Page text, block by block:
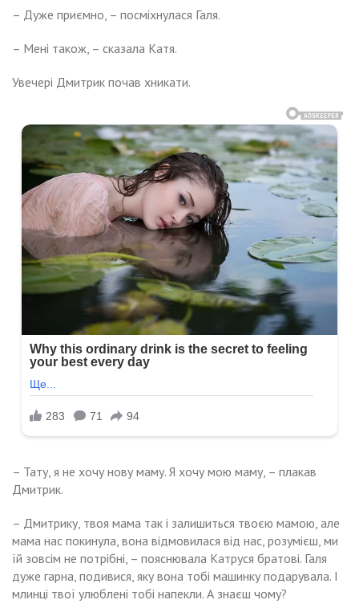
– Дуже приємно, – посміхнулася Галя.
– Мені також, – сказала Катя.
Увечері Дмитрик почав хникати.
– Тату, я не хочу нову маму. Я хочу мою маму, – плакав
Дмитрик.
– Дмитрику, твоя мама так і залишиться твоєю мамою, але
мама нас покинула, вона відмовилася від нас, розумієш, ми
їй зовсім не потрібні, – пояснювала Катруся братові. Галя
дуже гарна, подивися, яку вона тобі машинку подарувала. І
млинці твої улюблені тобі напекли. А знаєш чому?